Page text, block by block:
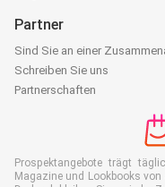
Partner
Sind Sie an einer
Schreiben Sie uns
Partnerschaften
Prospektangebote trägt
Magazine und Lookbooks